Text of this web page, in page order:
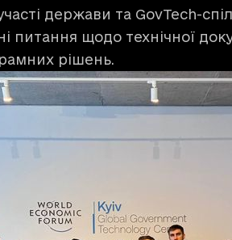
держави та GovTech-
питання щодо технічної
рішень.